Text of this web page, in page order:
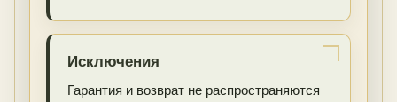
Исключения
Гарантия и возврат не распространяются